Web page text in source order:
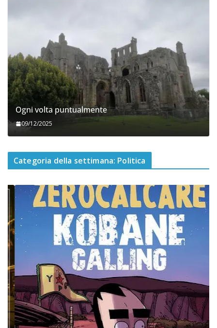
Ogni volta puntualmente
09/12/2025
Categoria della settimana: Politica